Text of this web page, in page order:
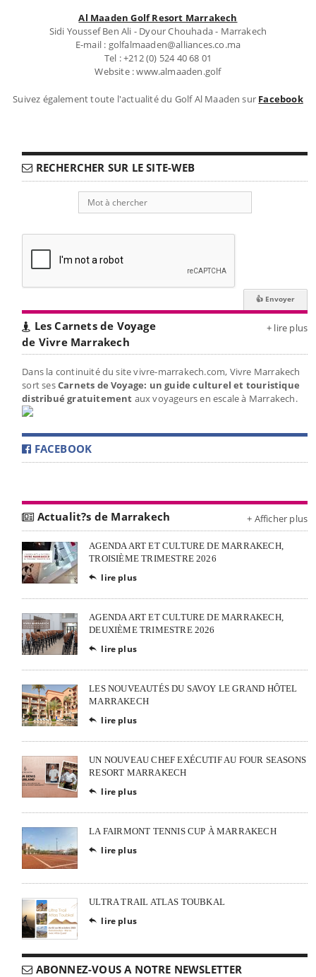
Al Maaden Golf Resort Marrakech
Sidi Youssef Ben Ali - Dyour Chouhada - Marrakech
E-mail : golfalmaaden@alliances.co.ma
Tel : +212 (0) 524 40 68 01
Website : www.almaaden.golf
Suivez également toute l'actualité du Golf Al Maaden sur Facebook
RECHERCHER SUR LE SITE-WEB
Les Carnets de Voyage
de Vivre Marrakech
+ lire plus
Dans la continuité du site vivre-marrakech.com, Vivre Marrakech
sort sesCarnets de Voyage: un guide culturel et touristique
distribué gratuitement aux voyageurs en escale à Marrakech.
FACEBOOK
Actualit?s de Marrakech + Afficher plus
AGENDA ART ET CULTURE DE MARRAKECH,
TROISIÈME TRIMESTRE 2026
 lire plus
AGENDA ART ET CULTURE DE MARRAKECH,
DEUXIÈME TRIMESTRE 2026
 lire plus
LES NOUVEAUTÉS DU SAVOY LE GRAND HÔTEL
MARRAKECH
 lire plus
UN NOUVEAU CHEF EXÉCUTIF AU FOUR SEASONS
RESORT MARRAKECH
 lire plus
LA FAIRMONT TENNIS CUP À MARRAKECH
 lire plus
ULTRA TRAIL ATLAS TOUBKAL
 lire plus
ABONNEZ-VOUS A NOTRE NEWSLETTER